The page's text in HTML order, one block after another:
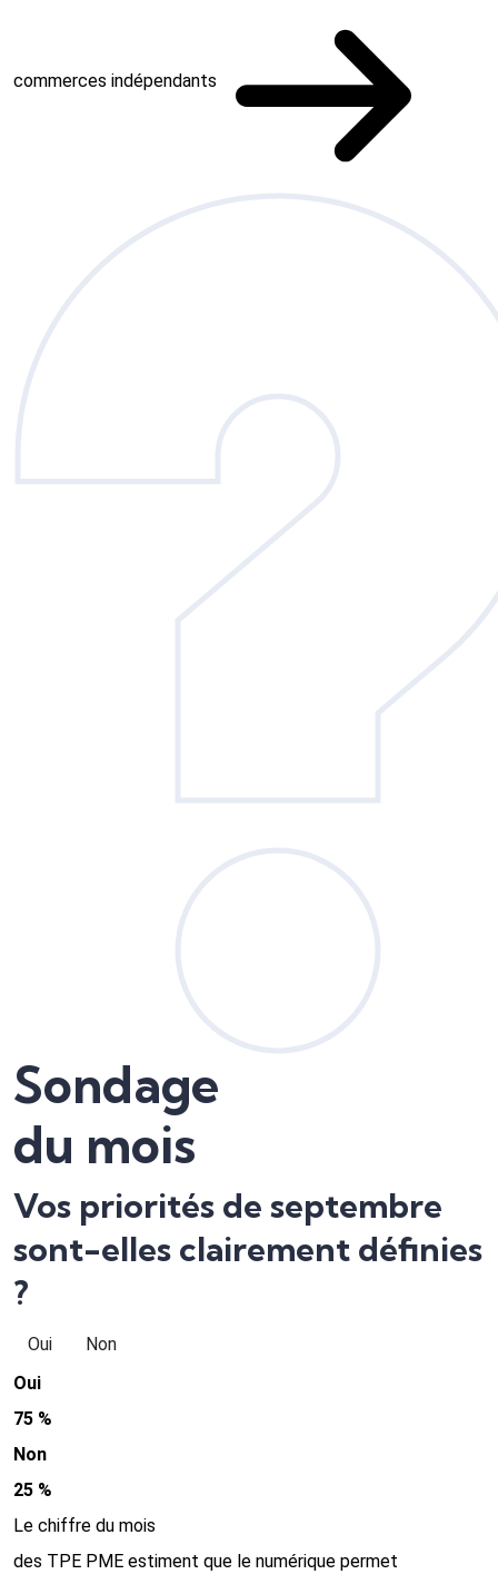
commerces indépendants
Sondage
du mois
Vos priorités de septembre
sont-elles clairement définies
?
Oui
Non
Oui
75 %
Non
25 %
Le chiffre du mois
des TPE PME estiment que le numérique permet